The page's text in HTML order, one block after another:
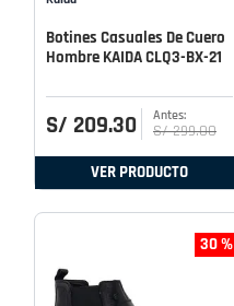
Botines Casuales De Cuero
Hombre KAIDA CLQ3-BX-21
S/ 209.30 S/ 299.00
VER PRODUCTO
30 %